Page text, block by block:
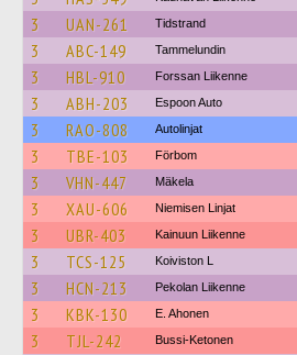
3 UAN-261 Tidstrand
3 ABC-149 Tammelundin
3 HBL-910 Forssan Liikenne
3 ABH-203 Espoon Auto
3 RAO-808 Autolinjat
3 TBE-103 Förbom
3 VHN-447 Mäkela
3 XAU-606 Niemisen Linjat
3 UBR-403 Kainuun Liikenne
3 TCS-125 Koiviston L
3 HCN-213 Pekolan Liikenne
3 KBK-130 E. Ahonen
3 TJL-242 Bussi-Ketonen